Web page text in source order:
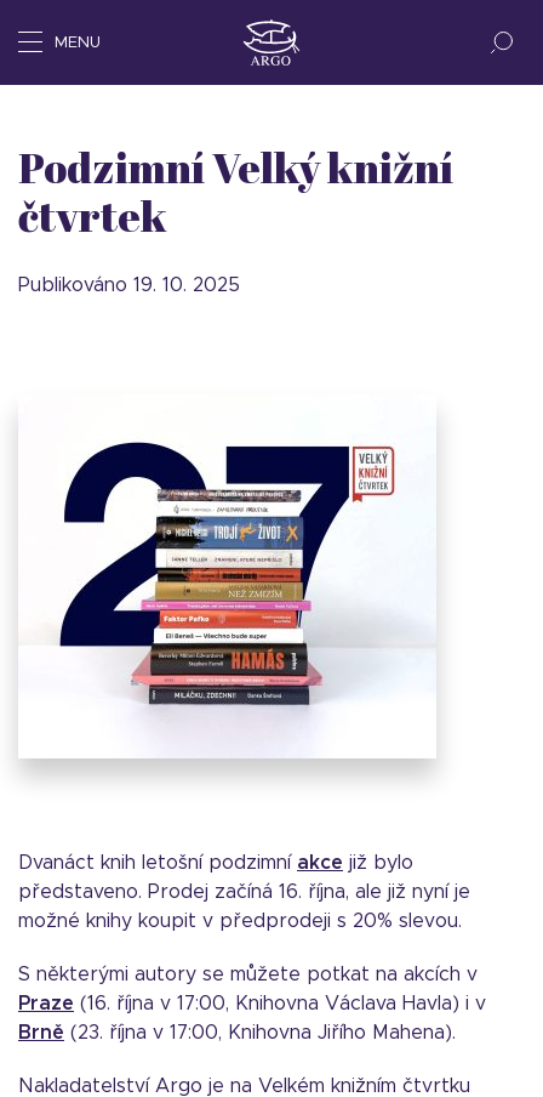
MENU
Podzimní Velký knižní
čtvrtek
Publikováno 19. 10. 2025
Dvanáct knih letošní podzimní akce již bylo
představeno. Prodej začíná 16. října, ale již nyní je
možné knihy koupit v předprodeji s 20% slevou.
S některými autory se můžete potkat na akcích v
Praze (16. října v 17:00, Knihovna Václava Havla) i v
Brně (23. října v 17:00, Knihovna Jiřího Mahena).
Nakladatelství Argo je na Velkém knižním čtvrtku